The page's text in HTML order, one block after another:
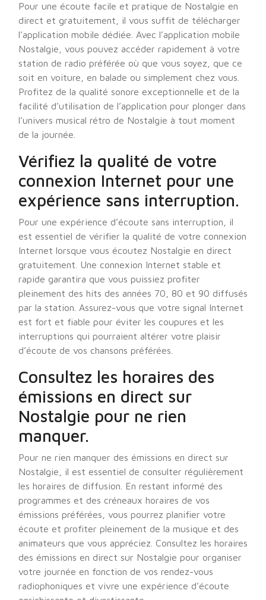
Pour une écoute facile et pratique de Nostalgie en
direct et gratuitement, il vous suffit de télécharger
l’application mobile dédiée. Avec l’application mobile
Nostalgie, vous pouvez accéder rapidement à votre
station de radio préférée où que vous soyez, que ce
soit en voiture, en balade ou simplement chez vous.
Profitez de la qualité sonore exceptionnelle et de la
facilité d’utilisation de l’application pour plonger dans
l’univers musical rétro de Nostalgie à tout moment
de la journée.
Vérifiez la qualité de votre
connexion Internet pour une
expérience sans interruption.
Pour une expérience d’écoute sans interruption, il
est essentiel de vérifier la qualité de votre connexion
Internet lorsque vous écoutez Nostalgie en direct
gratuitement. Une connexion Internet stable et
rapide garantira que vous puissiez profiter
pleinement des hits des années 70, 80 et 90 diffusés
par la station. Assurez-vous que votre signal Internet
est fort et fiable pour éviter les coupures et les
interruptions qui pourraient altérer votre plaisir
d’écoute de vos chansons préférées.
Consultez les horaires des
émissions en direct sur
Nostalgie pour ne rien
manquer.
Pour ne rien manquer des émissions en direct sur
Nostalgie, il est essentiel de consulter régulièrement
les horaires de diffusion. En restant informé des
programmes et des créneaux horaires de vos
émissions préférées, vous pourrez planifier votre
écoute et profiter pleinement de la musique et des
animateurs que vous appréciez. Consultez les horaires
des émissions en direct sur Nostalgie pour organiser
votre journée en fonction de vos rendez-vous
radiophoniques et vivre une expérience d’écoute